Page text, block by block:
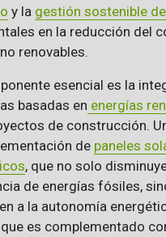
y la gestión sostenible
en la reducción del
renovables.
esencial es la
basadas en energías
de construcción.
de paneles
, que no solo
de energías fósiles,
a la autonomía
es complementado